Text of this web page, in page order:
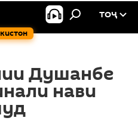
ТОҶ
Душанбе
нави